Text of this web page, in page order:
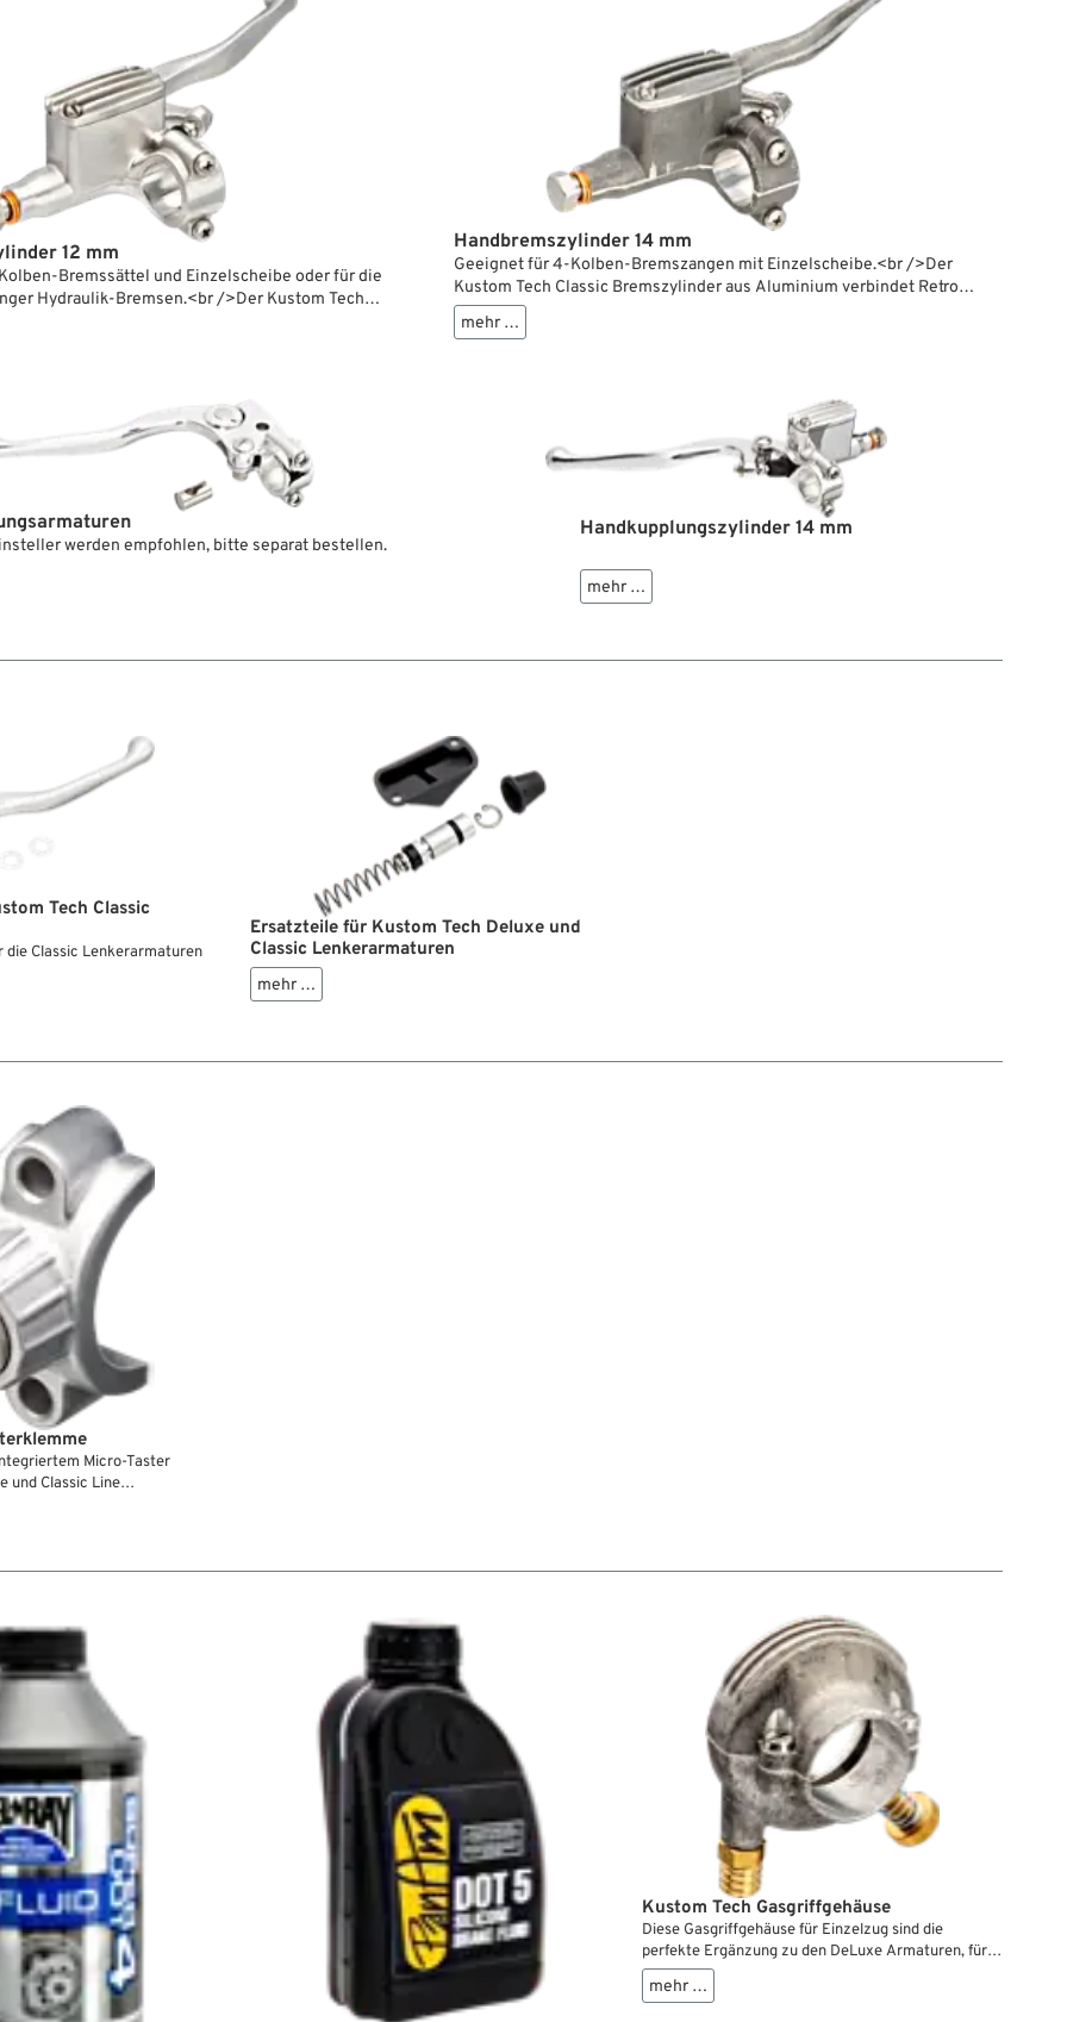
12 mm
Bremssättel und Einzelscheibe oder für die
Hydraulik-Bremsen.<br />Der Kustom Tech
ideal für Cannonball SpringBrake Umbau-Kits. Es
Oberflächenvarianten erhältlich.
Handbremszylinder 14 mm
Geeignet für 4-Kolben-Bremszangen mit Einzelscheibe.<br />Der
Kustom Tech Classic Bremszylinder aus Aluminium verbindet Retro-
Design mit moderner Funktionalität. Mit kompakter Bauweise,
geripptem Deckel und einem glatten, ergonomischen Hebel passt er
Vierkolbenbremssättel wie die 125x4 Serie von PM. Es sind
unterschiedliche Oberflächenvarianten erhältlich.
mehr …
werden empfohlen, bitte separat bestellen.
Handkupplungszylinder 14 mm
mehr …
Tech Classic
die Classic Lenkerarmaturen
Ersatzteile für Kustom Tech Deluxe und
Classic Lenkerarmaturen
mehr …
Micro-Taster
und Classic Line
Kustom Tech Gasgriffgehäuse
Diese Gasgriffgehäuse für Einzelzug sind die
perfekte Ergänzung zu den DeLuxe Armaturen, für
Lenkerprojekte im Retro-Stil.
mehr …